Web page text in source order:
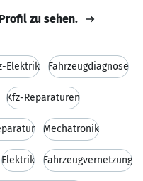
zu sehen.
Elektrik Fahrzeugdiagnose
Kfz-Reparaturen
Mechatronik
Elektrik Fahrzeugvernetzung